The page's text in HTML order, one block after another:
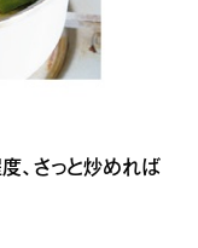
、さっと炒めれば